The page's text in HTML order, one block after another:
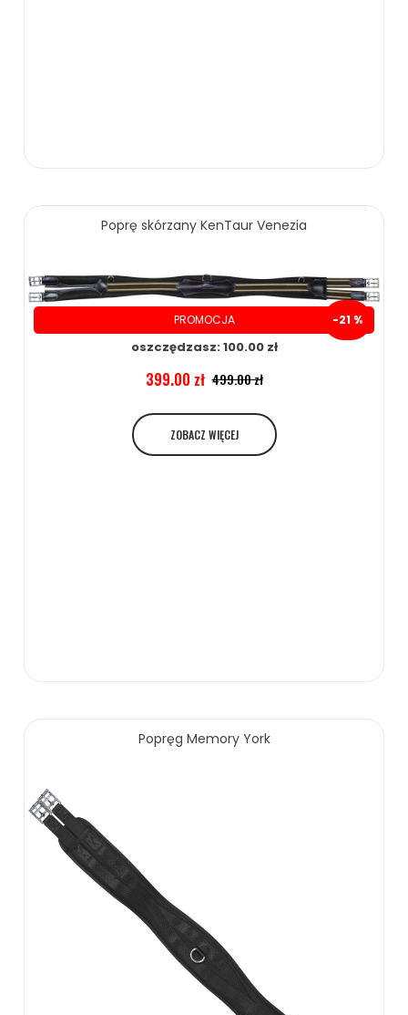
Poprę skórzany KenTaur Venezia
PROMOCJA -21 %
oszczędzasz: 100.00 zł
399.00 zł 499.00 zł
ZOBACZ WIĘCEJ
Popręg Memory York